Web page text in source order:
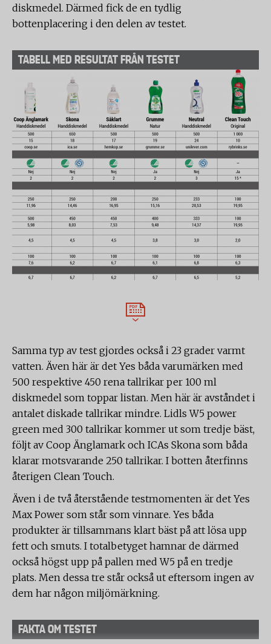
diskmedel. Därmed fick de en tydlig
bottenplacering i den delen av testet.
TABELL MED RESULTAT FRÅN TESTET
Samma typ av test gjordes också i 23 grader varmt
vatten. Även här är det Yes båda varumärken med
500 respektive 450 rena tallrikar per 100 ml
diskmedel som toppar listan. Men här är avståndet i
antalet diskade tallrikar mindre. Lidls W5 power
green med 300 tallrikar kommer ut som tredje bäst,
följt av Coop Änglamark och ICAs Skona som båda
klarar motsvarande 250 tallrikar. I botten återfinns
återigen Clean Touch.
Även i de två återstående testmomenten är det Yes
Max Power som står som vinnare. Yes båda
produkter är tillsammans klart bäst på att lösa upp
fett och smuts. I totalbetyget hamnar de därmed
också högst upp på pallen med W5 på en tredje
plats. Men dessa tre står också ut eftersom ingen av
dem har någon miljömärkning.
FAKTA OM TESTET